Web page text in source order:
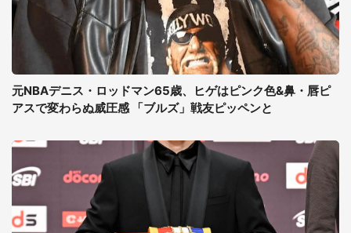
元NBAデニス・ロッドマン65歳、ヒゲはピンク色&鼻・唇ピ
アスで変わらぬ威圧感 「ブルズ」戦友ピッペンと